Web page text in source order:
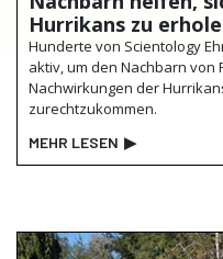
Hurrikans zu
Hunderte von Scientology
aktiv, um den Nachbarn von
Nachwirkungen der
zurechtzukommen.
MEHR LESEN ▶